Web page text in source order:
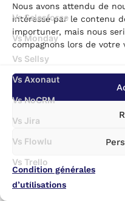
Nous avons attendu de
intéressé par le contenu
importuner, mais nous
compagnons lors de votre
Condition générales
d’utilisations
Vs Salesforce
Vs Monday
Vs Sellsy
Vs Axonaut
Vs NoCRM
Vs Jira
Vs Flowlu
Vs Trello